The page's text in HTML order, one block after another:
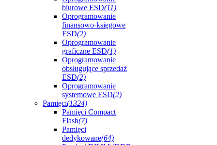
biurowe ESD(11)
Oprogramowanie
finansowo-księgowe
ESD(2)
Oprogramowanie
graficzne ESD(1)
Oprogramowanie
obsługujące sprzedaż
ESD(2)
Oprogramowanie
systemowe ESD(2)
Pamięci(1324)
Pamięci Compact
Flash(7)
Pamięci
dedykowane(64)